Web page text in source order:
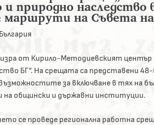
и природно наследство
на Съвета на
от Кирило-Методиевският център
БГ“. На срещата са представени
за включване в тях на
на общински и държавни институции.
се проведе регионална работна